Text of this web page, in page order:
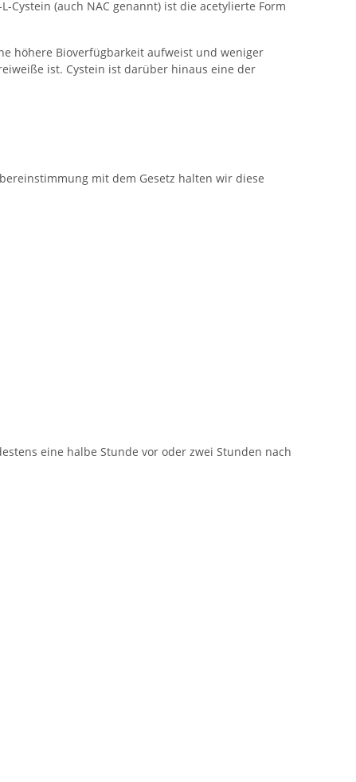
(auch NAC genannt) ist die acetylierte Form
höhere Bioverfügbarkeit aufweist und weniger
ist. Cystein ist darüber hinaus eine der
mit dem Gesetz halten wir diese
eine halbe Stunde vor oder zwei Stunden nach